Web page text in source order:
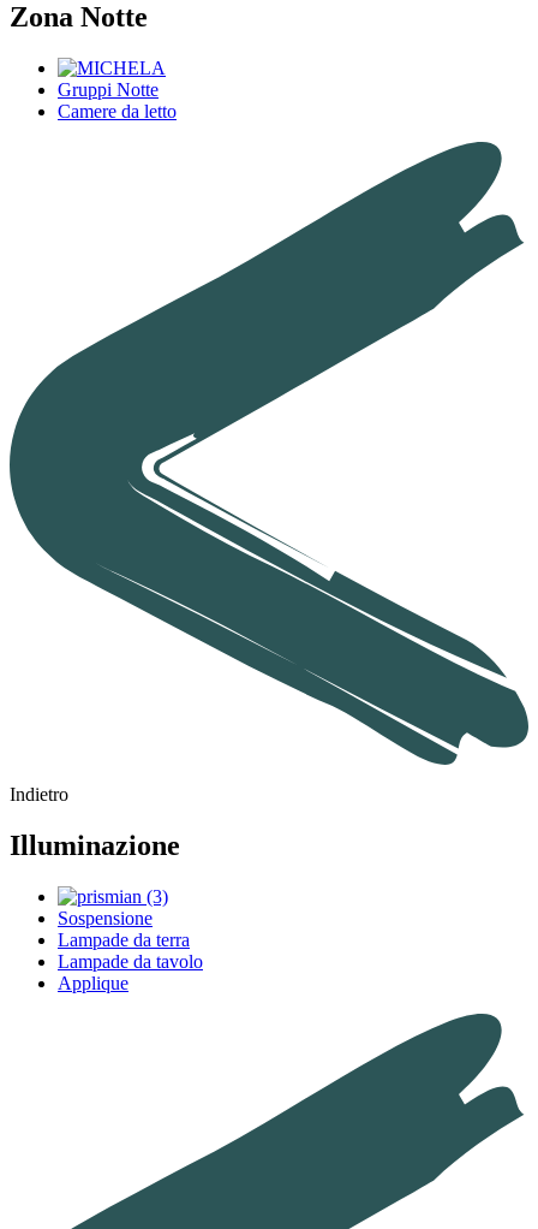
Zona Notte
Gruppi Notte
Camere da letto
Indietro
Illuminazione
Sospensione
Lampade da terra
Lampade da tavolo
Applique